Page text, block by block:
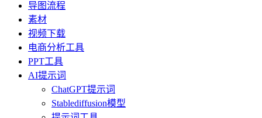
导图流程
素材
视频下载
电商分析工具
PPT工具
AI提示词
ChatGPT提示词
Stablediffusion模型